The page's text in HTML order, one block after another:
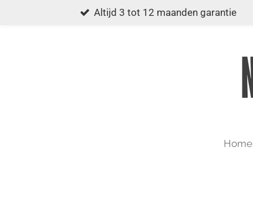
Altijd 3 tot 12 maanden garantie
Home